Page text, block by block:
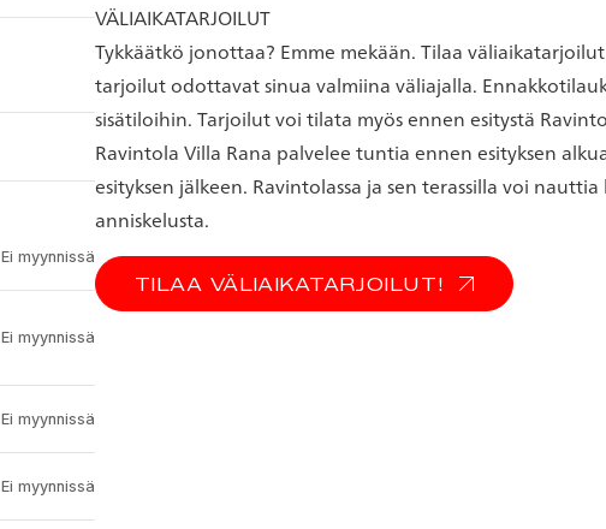
Ei myynnissä
Ei myynnissä
Ei myynnissä
Ei myynnissä
VÄLIAIKATARJOILUT
Tykkäätkö jonottaa? Emme mekään. Tilaa
tarjoilut odottavat sinua valmiina väliajalla.
sisätiloihin. Tarjoilut voi tilata myös ennen esitystä
Ravintola Villa Rana palvelee tuntia ennen esityksen
esityksen jälkeen. Ravintolassa ja sen terassilla voi
anniskelusta.
TILAA VÄLIAIKATARJOILUT!